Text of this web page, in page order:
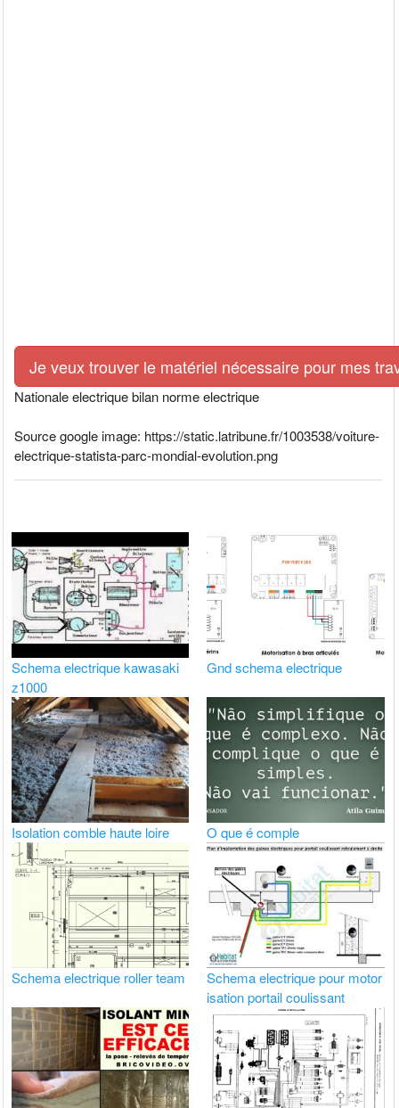
Je veux trouver le matériel nécessaire pour mes
Nationale electrique bilan norme electrique
Source google image: https://static.latribune.fr/1003538/voiture-
electrique-statista-parc-mondial-evolution.png
Schema electrique kawasaki
z1000
Gnd schema electrique
Isolation comble haute loire O que é comple
Schema electrique roller team
Schema electrique pour motor
isation portail coulissant